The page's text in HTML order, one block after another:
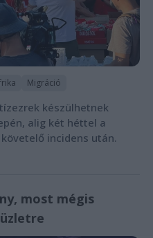
Migráció
készülhetnek
alig két héttel a
incidens után.
most mégis